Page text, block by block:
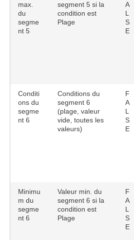
max.
du
segme
nt 5
segment 5 si la
condition est
Plage
A
L
S
E
Conditi
ons du
segme
nt 6
Conditions du
segment 6
(plage, valeur
vide, toutes les
valeurs)
F
A
L
S
E
Minimu
m du
segme
nt 6
Valeur min. du
segment 6 si la
condition est
Plage
F
A
L
S
E